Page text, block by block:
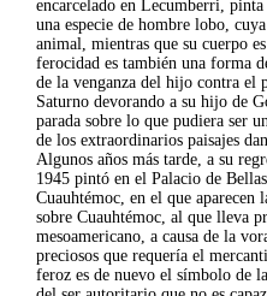
encarcelado en Lecumberri,
una especie de hombre lobo,
animal, mientras que su cuerpo
ferocidad es también una forma
de la venganza del hijo contra el
Saturno devorando a su hijo de
parada sobre lo que pudiera ser
de los extraordinarios paisajes
Algunos años más tarde, a su
1945 pintó en el Palacio de
Cuauhtémoc, en el que
sobre Cuauhtémoc, al que lleva
mesoamericano, a causa de la
preciosos que requería el
feroz es de nuevo el símbolo de